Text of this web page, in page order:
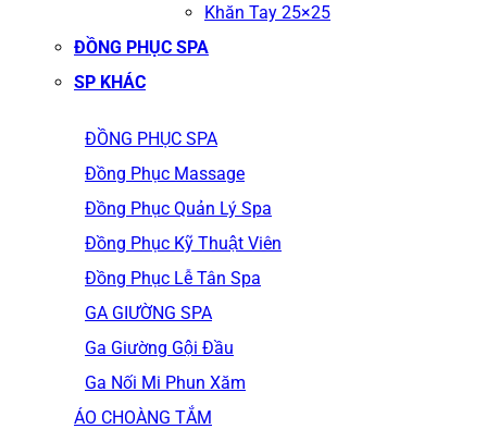
Khăn Tay 25×25
ĐỒNG PHỤC SPA
SP KHÁC
ĐỒNG PHỤC SPA
Đồng Phục Massage
Đồng Phục Quản Lý Spa
Đồng Phục Kỹ Thuật Viên
Đồng Phục Lễ Tân Spa
GA GIƯỜNG SPA
Ga Giường Gội Đầu
Ga Nối Mi Phun Xăm
ÁO CHOÀNG TẮM